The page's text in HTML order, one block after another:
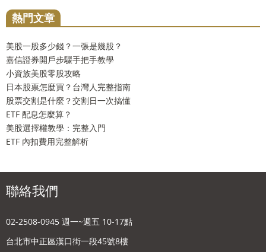
熱門文章
美股一股多少錢？一張是幾股？
嘉信證券開戶步驟手把手教學
小資族美股零股攻略
日本股票怎麼買？台灣人完整指南
股票交割是什麼？交割日一次搞懂
ETF 配息怎麼算？
美股選擇權教學：完整入門
ETF 內扣費用完整解析
聯絡我們
02-2508-0945 週一~週五 10-17點
台北市中正區漢口街一段45號8樓